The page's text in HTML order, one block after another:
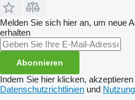
Melden Sie sich hier an, um neue
erhalten
Abonnieren
Indem Sie hier klicken,
Datenschutzrichtlinien und